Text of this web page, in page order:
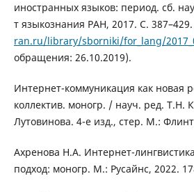
иностранных языков: период. сб.
т языкознания РАН, 2017. С. 387–429.
ran.ru/library/sborniki/for_lang/
обращения: 26.10.2019).
Интернет-коммуникация как новая
коллектив. моногр. / науч. ред. Т.Н.
Лутовинова. 4-е изд., стер. М.:
Ахренова Н.А. Интернет-
подход: моногр. М.: Русайнс, 2022.